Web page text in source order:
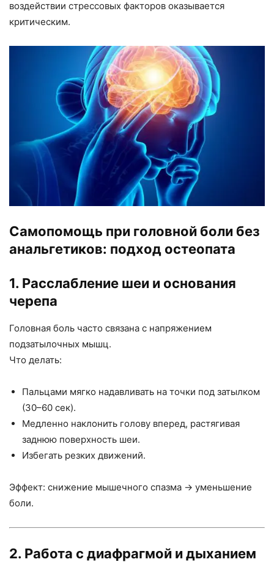
воздействии стрессовых факторов оказывается
критическим.
Самопомощь при головной боли без
анальгетиков: подход остеопата
1. Расслабление шеи и основания
черепа
Головная боль часто связана с напряжением
подзатылочных мышц.
Что делать:
Пальцами мягко надавливать на точки под затылком
(30–60 сек).
Медленно наклонить голову вперед, растягивая
заднюю поверхность шеи.
Избегать резких движений.
Эффект: снижение мышечного спазма → уменьшение
боли.
2. Работа с диафрагмой и дыханием